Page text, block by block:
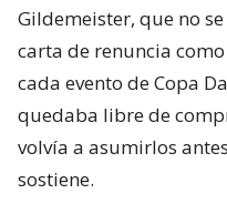
Gildemeister, que no
carta de renuncia
cada evento de Copa
quedaba libre de
volvía a asumirlos
sostiene.